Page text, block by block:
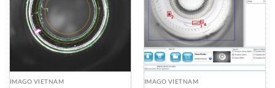
IMAGO VIETNAM IMAGO VIETNAM